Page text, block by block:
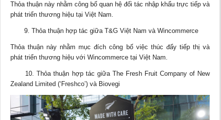
Thỏa thuận này nhằm công bố quan hệ đối tác nhập khẩu trực tiếp và
phát triển thương hiệu tại Việt Nam.
9. Thỏa thuận hợp tác giữa T&G Việt Nam và Wincommerce
Thỏa thuận này nhằm mục đích công bố việc thúc đẩy tiếp thị và
phát triển thương hiệu với Wincommerce tại Việt Nam.
10. Thỏa thuận hợp tác giữa The Fresh Fruit Company of New
Zealand Limited (‘Freshco’) và Biovegi